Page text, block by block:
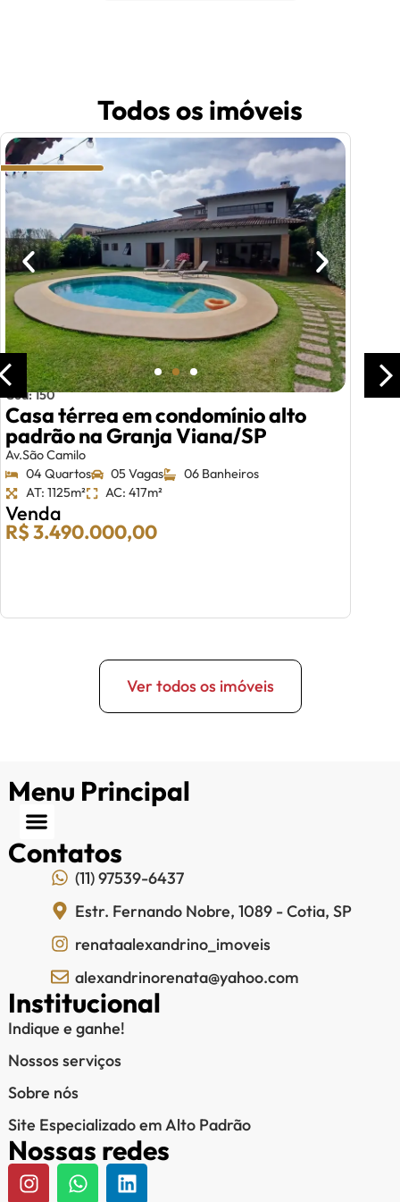
Todos os imóveis
Cód: 150
Casa térrea em condomínio alto
padrão na Granja Viana/SP
Av.São Camilo
04 Quartos
05 Vagas
06 Banheiros
AT: 1125m²
AC: 417m²
Venda
R$ 3.490.000,00
Ver todos os imóveis
Menu Principal
Contatos
(11) 97539-6437
Estr. Fernando Nobre, 1089 - Cotia, SP
renataalexandrino_imoveis
alexandrinorenata@yahoo.com
Institucional
Indique e ganhe!
Nossos serviços
Sobre nós
Site Especializado em Alto Padrão
Nossas redes